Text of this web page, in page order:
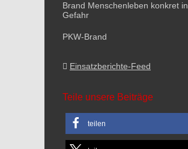
Brand Menschenleben konkret in
Gefahr
PKW-Brand
Einsatzberichte-Feed
Teile unsere Beiträge
teilen